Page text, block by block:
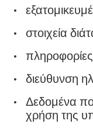
στοιχεία
διεύθυνση
Δεδομένα
χρήση της